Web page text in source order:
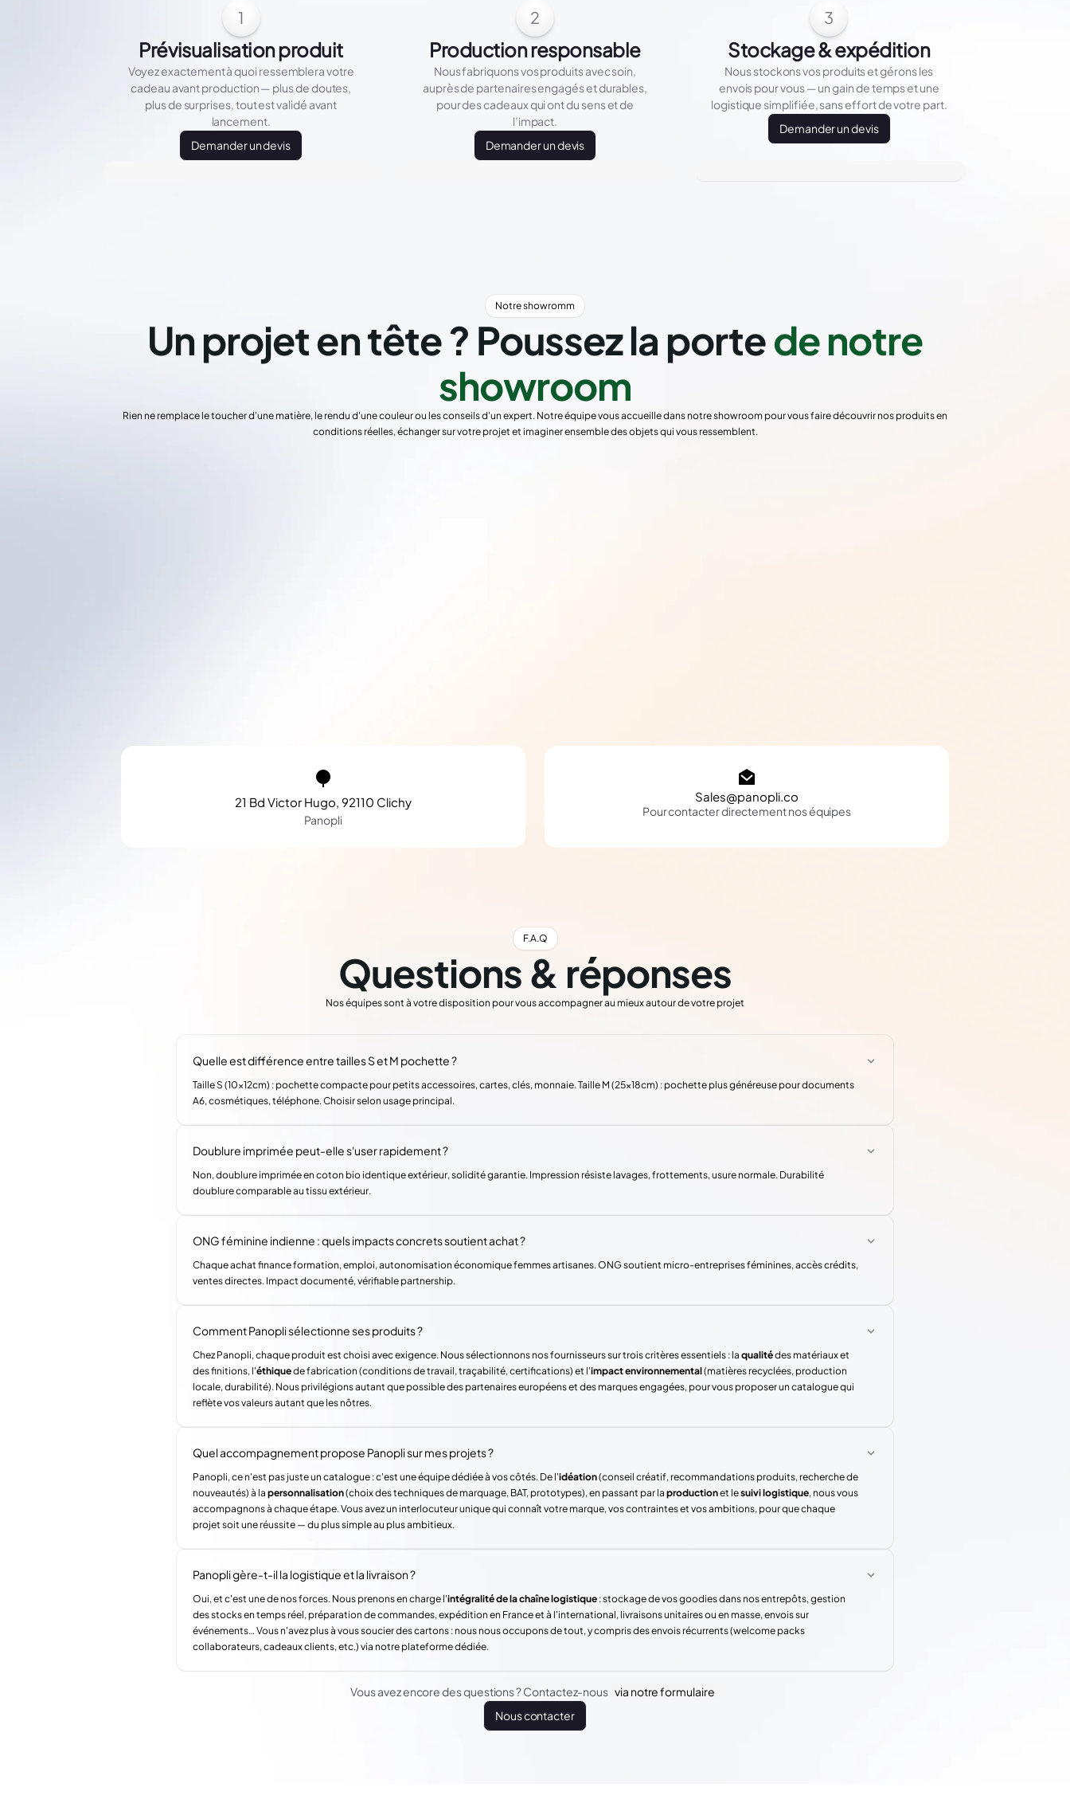
1
Prévisualisation produit
Voyez exactement à quoi ressemblera votre
cadeau avant production — plus de doutes,
plus de surprises, tout est validé avant
lancement.
Demander un devis
2
Production responsable
Nous fabriquons vos produits avec soin,
auprès de partenaires engagés et durables,
pour des cadeaux qui ont du sens et de
l’impact.
Demander un devis
3
Stockage & expédition
Nous stockons vos produits et gérons les
envois pour vous — un gain de temps et une
logistique simplifiée, sans effort de votre part.
Demander un devis
Notre showromm
Un projet en tête ? Poussez la portede notre
showroom
Rien ne remplace le toucher d'une matière, le rendu d'une couleur ou les conseils d'un expert. Notre équipe vous accueille dans notre showroom pour vous faire découvrir nos produits en
conditions réelles, échanger sur votre projet et imaginer ensemble des objets qui vous ressemblent.
21 Bd Victor Hugo, 92110 Clichy
Panopli
Sales@panopli.co
Pour contacter directement nos équipes
F.A.Q
Questions & réponses
Nos équipes sont à votre disposition pour vous accompagner au mieux autour de votre projet
Quelle est différence entre tailles S et M pochette ?
Taille S (10x12cm) : pochette compacte pour petits accessoires, cartes, clés, monnaie. Taille M (25x18cm) : pochette plus généreuse pour documents
A6, cosmétiques, téléphone. Choisir selon usage principal.
Doublure imprimée peut-elle s'user rapidement ?
Non, doublure imprimée en coton bio identique extérieur, solidité garantie. Impression résiste lavages, frottements, usure normale. Durabilité
doublure comparable au tissu extérieur.
ONG féminine indienne : quels impacts concrets soutient achat ?
Chaque achat finance formation, emploi, autonomisation économique femmes artisanes. ONG soutient micro-entreprises féminines, accès crédits,
ventes directes. Impact documenté, vérifiable partnership.
Comment Panopli sélectionne ses produits ?
Chez Panopli, chaque produit est choisi avec exigence. Nous sélectionnons nos fournisseurs sur trois critères essentiels : la qualitédes matériaux et
des finitions, l'éthiquede fabrication (conditions de travail, traçabilité, certifications) et l'impact environnemental(matières recyclées, production
locale, durabilité). Nous privilégions autant que possible des partenaires européens et des marques engagées, pour vous proposer un catalogue qui
reflète vos valeurs autant que les nôtres.
Quel accompagnement propose Panopli sur mes projets ?
Panopli, ce n'est pas juste un catalogue : c'est une équipe dédiée à vos côtés. De l'idéation(conseil créatif, recommandations produits, recherche de
nouveautés) à la personnalisation(choix des techniques de marquage, BAT, prototypes), en passant par la productionet lesuivi logistique, nous vous
accompagnons à chaque étape. Vous avez un interlocuteur unique qui connaît votre marque, vos contraintes et vos ambitions, pour que chaque
projet soit une réussite — du plus simple au plus ambitieux.
Panopli gère-t-il la logistique et la livraison ?
Oui, et c'est une de nos forces. Nous prenons en charge l'intégralité de la chaîne logistique : stockage de vos goodies dans nos entrepôts, gestion
des stocks en temps réel, préparation de commandes, expédition en France et à l'international, livraisons unitaires ou en masse, envois sur
événements… Vous n'avez plus à vous soucier des cartons : nous nous occupons de tout, y compris des envois récurrents (welcome packs
collaborateurs, cadeaux clients, etc.) via notre plateforme dédiée.
Vous avez encore des questions ? Contactez-nous via notre formulaire
Nous contacter